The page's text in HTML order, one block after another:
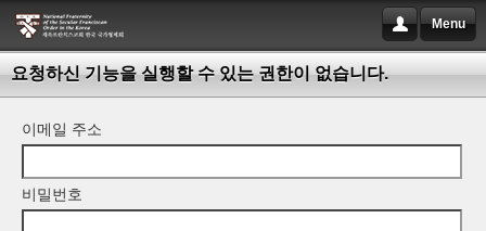
Menu
요청하신 기능을 실행할 수 있는 권한이 없습니다.
이메일 주소
비밀번호